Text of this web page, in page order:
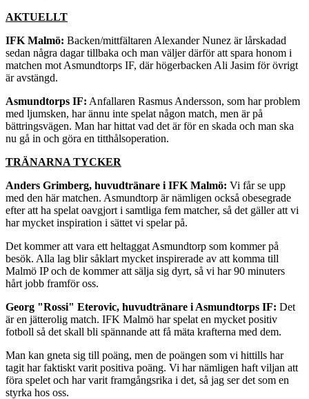
AKTUELLT
IFK Malmö: Backen/mittfältaren Alexander Nunez är lårskadad
sedan några dagar tillbaka och man väljer därför att spara honom i
matchen mot Asmundtorps IF, där högerbacken Ali Jasim för övrigt
är avstängd.
Asmundtorps IF: Anfallaren Rasmus Andersson, som har problem
med ljumsken, har ännu inte spelat någon match, men är på
bättringsvägen. Man har hittat vad det är för en skada och man ska
nu gå in och göra en titthålsoperation.
TRÄNARNA TYCKER
Anders Grimberg, huvudtränare i IFK Malmö: Vi får se upp
med den här matchen. Asmundtorp är nämligen också obesegrade
efter att ha spelat oavgjort i samtliga fem matcher, så det gäller att vi
har mycket inspiration i sättet vi spelar på.
Det kommer att vara ett heltaggat Asmundtorp som kommer på
besök. Alla lag blir såklart mycket inspirerade av att komma till
Malmö IP och de kommer att sälja sig dyrt, så vi har 90 minuters
hårt jobb framför oss.
Georg "Rossi" Eterovic, huvudtränare i Asmundtorps IF: Det
är en jätterolig match. IFK Malmö har spelat en mycket positiv
fotboll så det skall bli spännande att få mäta krafterna med dem.
Man kan gneta sig till poäng, men de poängen som vi hittills har
tagit har faktiskt varit positiva poäng. Vi har nämligen haft viljan att
föra spelet och har varit framgångsrika i det, så jag ser det som en
styrka hos oss.